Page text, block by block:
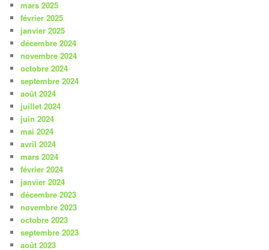
mars 2025
février 2025
janvier 2025
décembre 2024
novembre 2024
octobre 2024
septembre 2024
août 2024
juillet 2024
juin 2024
mai 2024
avril 2024
mars 2024
février 2024
janvier 2024
décembre 2023
novembre 2023
octobre 2023
septembre 2023
août 2023